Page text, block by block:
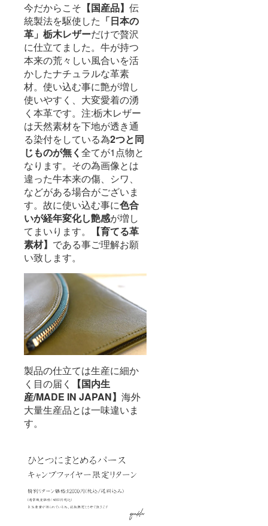
今だからこそ 【国産品】 伝
統製法を駆使した 「日本の
革」 栃木レザーだけで贅沢
に仕立てました。牛が持つ
本来の荒々しい風合いを活
かしたナチュラルな革素
材。使い込む事に艶が増し
使いやすく、大変愛着の湧
く本革です。注:栃木レザー
は天然素材を下地が透き通
る染付をしている為2つと同
じものが無く 全てが1点物と
なります。その為画像とは
違った牛本来の傷、シワ、
などがある場合がございま
す。故に使い込む事に色合
いが経年変化し艶感が増し
てまいります。
【育てる革
素材】 である事ご理解お願
い致します。
製品の仕立ては生産に細か
く目の届く
【国内生
産/MADE IN JAPAN】 海外
大量生産品とは一味違いま
す。